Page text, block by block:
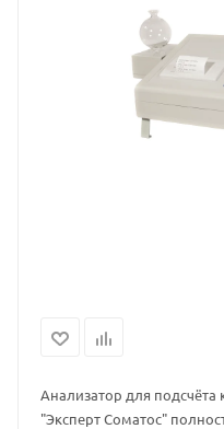
Анализатор для подсчёта
"Эксперт Соматос"